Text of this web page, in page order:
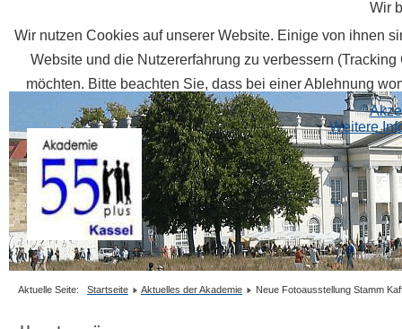
Aktuelle Seite: Startseite Aktuelles der Akademie Neue Fotoausstellung Stamm
Wir
Wir nutzen Cookies auf unserer Website. Einige von ihnen
Website und die Nutzererfahrung zu verbessern
möchten. Bitte beachten Sie, dass bei einer Ablehnung
Weitere